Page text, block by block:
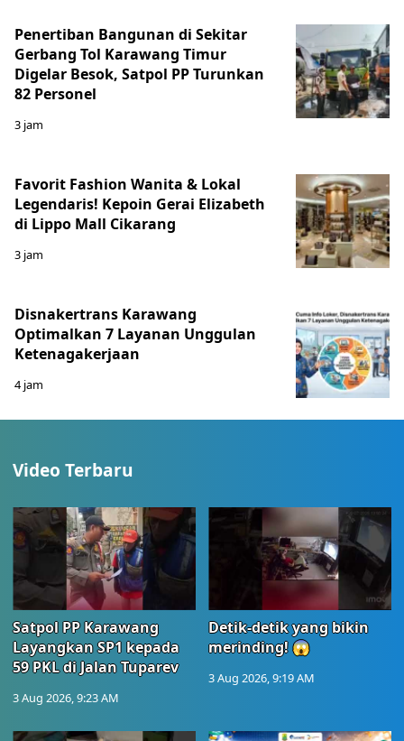
Penertiban Bangunan di Sekitar
Gerbang Tol Karawang Timur
Digelar Besok, Satpol PP Turunkan
82 Personel
3 jam
Favorit Fashion Wanita & Lokal
Legendaris! Kepoin Gerai Elizabeth
di Lippo Mall Cikarang
3 jam
Disnakertrans Karawang
Optimalkan 7 Layanan Unggulan
Ketenagakerjaan
4 jam
Video Terbaru
Satpol PP Karawang
Layangkan SP1 kepada
59 PKL di Jalan Tuparev
3 Aug 2026, 9:23 AM
Detik-detik yang bikin
merinding! 😱
3 Aug 2026, 9:19 AM